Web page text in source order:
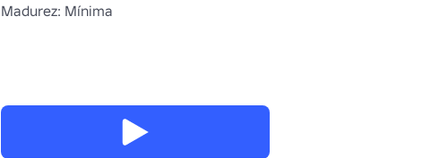
Madurez: Mínima